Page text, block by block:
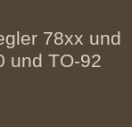
78xx und
und TO-92